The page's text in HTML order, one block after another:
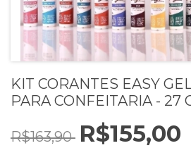
KIT CORANTES EASY
PARA CONFEITARIA - 27
R$163,90 R$155,00